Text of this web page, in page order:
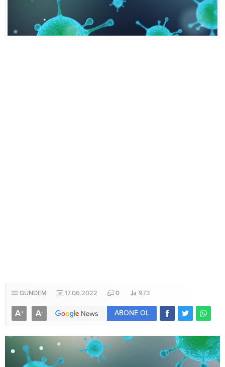
GÜNDEM 17.06.2022 0 973
A+ A- ABONE OL